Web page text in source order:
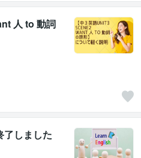
人 to 動詞
了しました